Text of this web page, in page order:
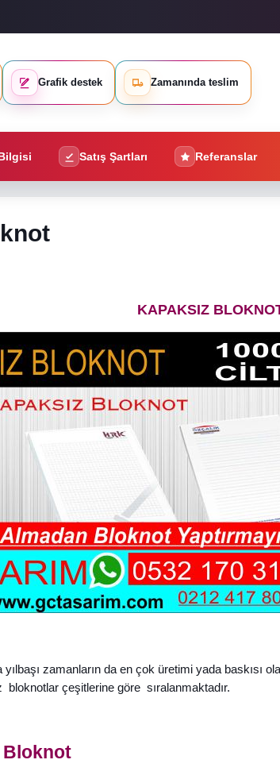
Grafik destek Zamanında teslim
Satış Şartları Referanslar
KAPAKSIZ
zamanların da en çok üretimi yada baskısı
bloknotlar çeşitlerine göre sıralanmaktadır.
Bloknot